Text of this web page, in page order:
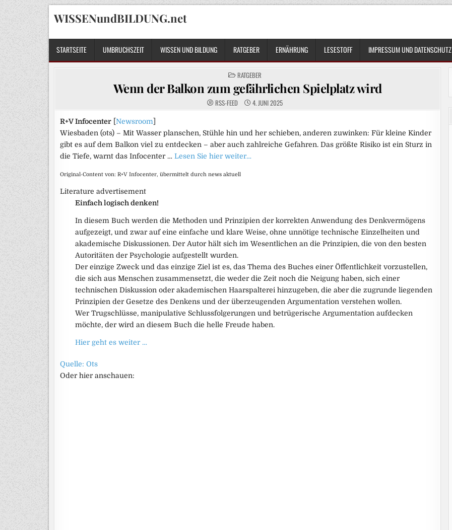
Skip
to
content
WISSENundBILDUNG.net
STARTSEITE UMBRUCHSZEIT WISSEN UND BILDUNG RATGEBER ERNÄHRUNG LESESTOFF IMPRESSUM UND DATENSCHUTZ
POSTED
IN
RATGEBER
Wenn der Balkon zum gefährlichen Spielplatz wird
RSS-FEED 4. JUNI 2025
R+V Infocenter Newsroom
Wiesbaden (ots) – Mit Wasser planschen, Stühle hin und her schieben, anderen zuwinken: Für kleine Kinder
gibt es auf dem Balkon viel zu entdecken – aber auch zahlreiche Gefahren. Das größte Risiko ist ein Sturz in
die Tiefe, warnt das Infocenter … Lesen Sie hier weiter…
Original-Content von: R+V Infocenter, übermittelt durch news aktuell
Literature advertisement
Einfach logisch denken!
In diesem Buch werden die Methoden und Prinzipien der korrekten Anwendung des Denkvermögens
aufgezeigt, und zwar auf eine einfache und klare Weise, ohne unnötige technische Einzelheiten und
akademische Diskussionen. Der Autor hält sich im Wesentlichen an die Prinzipien, die von den besten
Autoritäten der Psychologie aufgestellt wurden.
Der einzige Zweck und das einzige Ziel ist es, das Thema des Buches einer Öffentlichkeit vorzustellen,
die sich aus Menschen zusammensetzt, die weder die Zeit noch die Neigung haben, sich einer
technischen Diskussion oder akademischen Haarspalterei hinzugeben, die aber die zugrunde liegenden
Prinzipien der Gesetze des Denkens und der überzeugenden Argumentation verstehen wollen.
Wer Trugschlüsse, manipulative Schlussfolgerungen und betrügerische Argumentation aufdecken
möchte, der wird an diesem Buch die helle Freude haben.
Hier geht es weiter …
Quelle: Ots
Oder hier anschauen: